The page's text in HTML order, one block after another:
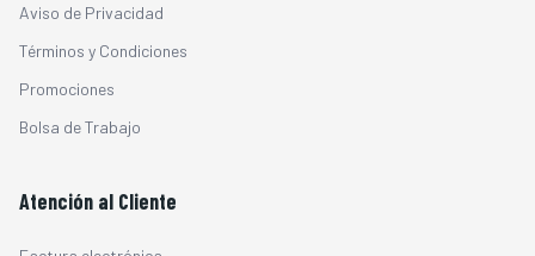
Aviso de Privacidad
Términos y Condiciones
Promociones
Bolsa de Trabajo
Atención al Cliente